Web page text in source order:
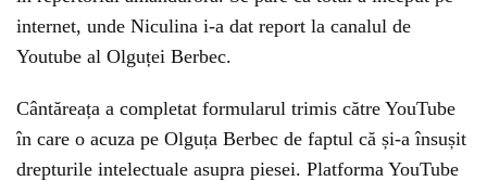
internet, unde Niculina i-a dat report la canalul de
Youtube al Olguței Berbec.
Cântăreața a completat formularul trimis către YouTube
în care o acuza pe Olguța Berbec de faptul că și-a însușit
drepturile intelectuale asupra piesei. Platforma YouTube